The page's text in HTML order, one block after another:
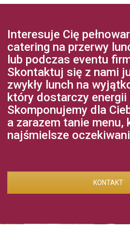
Interesuje Cię
catering na przerwy
lub podczas eventu
Skontaktuj się z nami
zwykły lunch na
który dostarczy energii
Skomponujemy dla
a zarazem tanie menu,
najśmielsze
KONTAKT